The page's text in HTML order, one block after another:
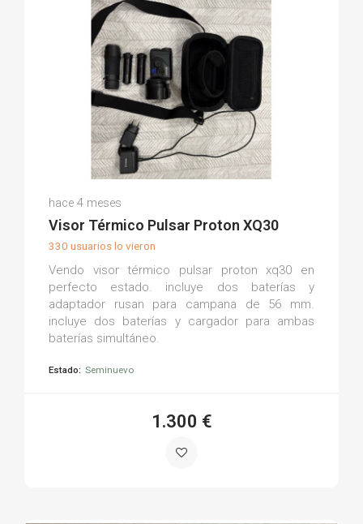
(0)
hace 4 meses
Visor Térmico Pulsar Proton XQ30
330 usuarios lo vieron
Vendo visor térmico pulsar proton xq30 en
perfecto estado. incluye dos baterías y
adaptador rusan para campana de 56 mm.
incluye dos baterías y cargador para ambas
baterías simultáneo.
Estado: Seminuevo
1.300 €